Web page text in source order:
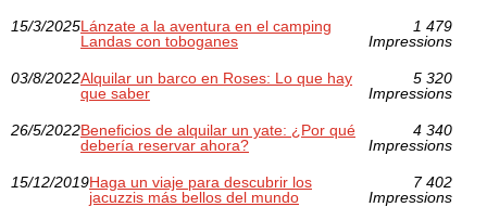
15/3/2025Lánzate a la aventura en el camping
Landas con toboganes
1 479
Impressions
03/8/2022Alquilar un barco en Roses: Lo que hay
que saber
5 320
Impressions
26/5/2022Beneficios de alquilar un yate: ¿Por qué
debería reservar ahora?
4 340
Impressions
15/12/2019Haga un viaje para descubrir los
jacuzzis más bellos del mundo
7 402
Impressions